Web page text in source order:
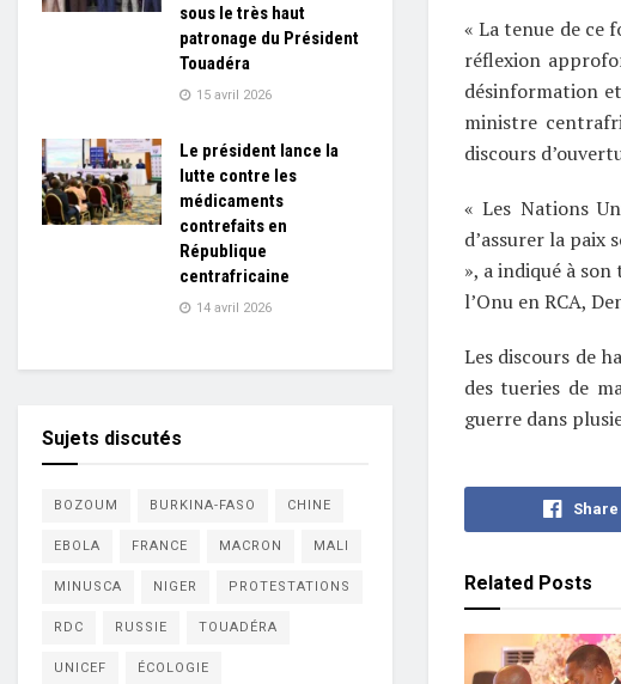
« La tenue de ce
réflexion
désinformation
ministre
discours
« Les Nations
d’assurer la
», a indiqué à
l’Onu en RCA,
Les discours de
des tueries de
guerre dans
Share
Related Posts
sous le très haut
patronage du Président
Touadéra
15 avril 2026
Le président lance la
lutte contre les
médicaments
contrefaits en
République
centrafricaine
14 avril 2026
Sujets discutés
BOZOUM BURKINA-FASO CHINE
EBOLA FRANCE MACRON MALI
MINUSCA NIGER PROTESTATIONS
RDC RUSSIE TOUADÉRA
UNICEF ÉCOLOGIE